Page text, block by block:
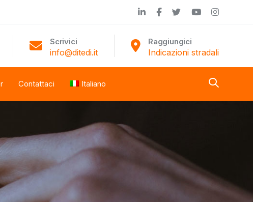
Scrivici
info@ditedi.it
Raggiungici
Indicazioni stradali
Contattaci Italiano